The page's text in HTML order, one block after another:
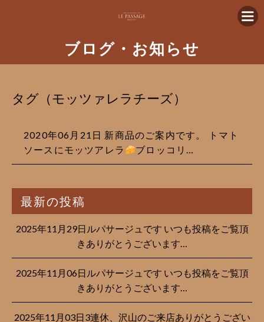
ブログ・お知らせ
タグ（モッツァレラチーズ）
2020年06月21日 新商品のご案内です。 トマト
ソースにモッツアレラ
ブロッコリ…
最新の投稿
2025年11月29日ルパサージュです︎ いつも投稿をご覧頂
きありがとうございます…
2025年11月06日ルパサージュです︎ いつも投稿をご覧頂
きありがとうございます…
2025年11月03日3連休、沢山のご来店ありがとうござい